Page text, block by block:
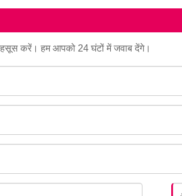
करें। हम आपको 24 घंटों में जवाब देंगे।